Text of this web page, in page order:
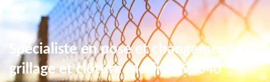
Spécialiste en pose et changement
grillage et clôture Marines 95640